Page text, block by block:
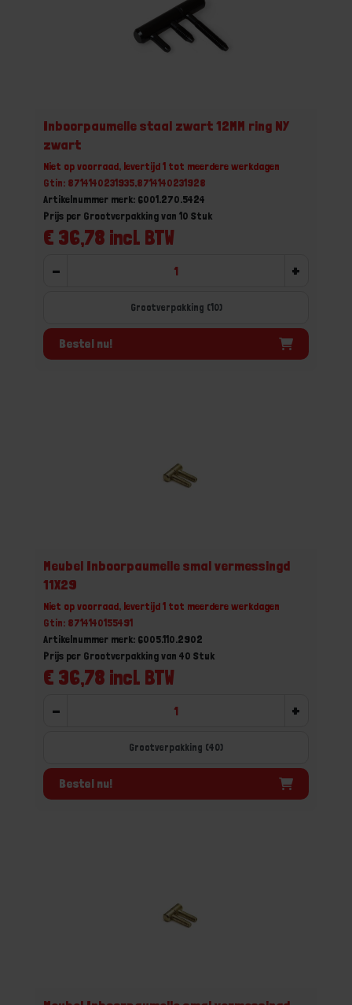
Inboorpaumelle staal zwart 12MM ring NY
zwart
Niet op voorraad, levertijd 1 tot meerdere werkdagen
Gtin: 8714140231935,8714140231928
Artikelnummer merk: 6001.270.5424
€ 36,78 incl. BTW
Prijs per Grootverpakking van 10 Stuk
- +
Grootverpakking (10)
Bestel nu!
Meubel Inboorpaumelle smal vermessingd
11X29
Niet op voorraad, levertijd 1 tot meerdere werkdagen
Gtin: 8714140155491
Artikelnummer merk: 6005.110.2902
€ 36,78 incl. BTW
Prijs per Grootverpakking van 40 Stuk
- +
Grootverpakking (40)
Bestel nu!